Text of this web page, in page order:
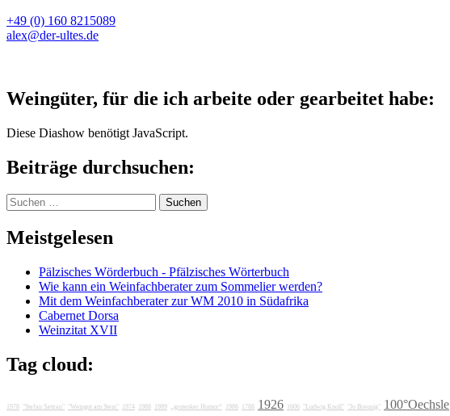
+49 (0) 160 8215089
alex@der-ultes.de
Weingüter, für die ich arbeite oder gearbeitet habe:
Diese Diashow benötigt JavaScript.
Beiträge durchsuchen:
Suchen
nach:
Meistgelesen
Pälzisches Wörderbuch - Pfälzisches Wörterbuch
Wie kann ein Weinfachberater zum Sommelier werden?
Mit dem Weinfachberater zur WM 2010 in Südafrika
Cabernet Dorsa
Weinzitat XVII
Tag cloud:
1978 "Stefan Sattran" "Weingut am Stein" 1974 1988 1989 „grotesker Humor“ 1986 1788 1926 1606 "Ludwig Knoll" "Jo Breunig" 100°Oechsle